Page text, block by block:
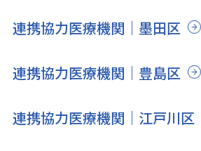
連携協力医療機関｜墨田区
連携協力医療機関｜豊島区
連携協力医療機関｜江戸川区